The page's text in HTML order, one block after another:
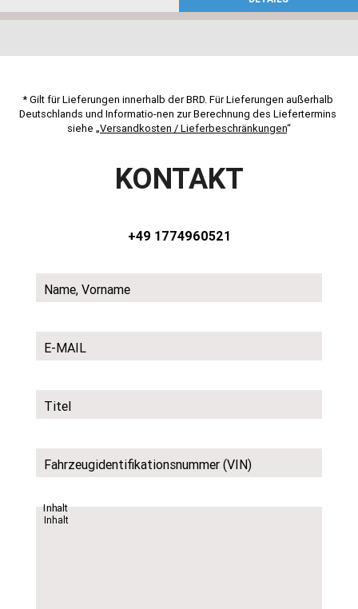
* Gilt für Lieferungen innerhalb der BRD. Für Lieferungen außerhalb
Deutschlands und Informatio-nen zur Berechnung des Liefertermins
siehe „Versandkosten / Lieferbeschränkungen“
KONTAKT
+49 1774960521
Name, Vorname
E-MAIL
Titel
Fahrzeugidentifikationsnummer (VIN)
Inhalt